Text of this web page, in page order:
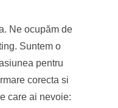
Ne ocupăm de
Suntem o
pentru
corecta si
care ai nevoie: